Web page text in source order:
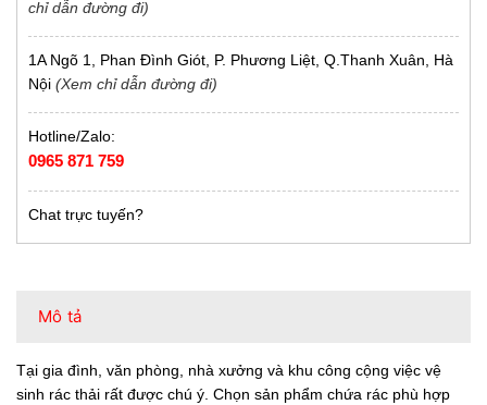
chỉ dẫn đường đi)
1A Ngõ 1, Phan Đình Giót, P. Phương Liệt, Q.Thanh Xuân, Hà
Nội (Xem chỉ dẫn đường đi)
Hotline/Zalo:
0965 871 759
Chat trực tuyến?
Mô tả
Tại gia đình, văn phòng, nhà xưởng và khu công cộng việc vệ
sinh rác thải rất được chú ý. Chọn sản phẩm chứa rác phù hợp